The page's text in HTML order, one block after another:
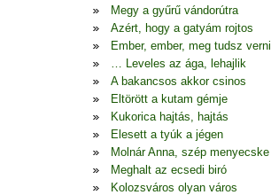
Megy a gyűrű vándorútra
Azért, hogy a gatyám rojtos
Ember, ember, meg tudsz verni
… Leveles az ága, lehajlik
A bakancsos akkor csinos
Eltörött a kutam gémje
Kukorica hajtás, hajtás
Elesett a tyúk a jégen
Molnár Anna, szép menyecske
Meghalt az ecsedi biró
Kolozsváros olyan város